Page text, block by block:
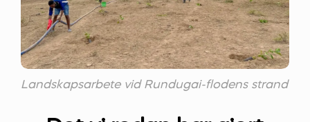
Landskapsarbete vid Rundugai-flodens strand